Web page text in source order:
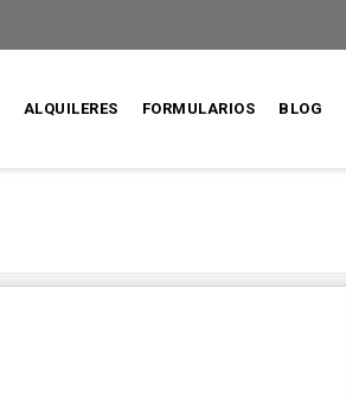
ALQUILERES FORMULARIOS BLOG